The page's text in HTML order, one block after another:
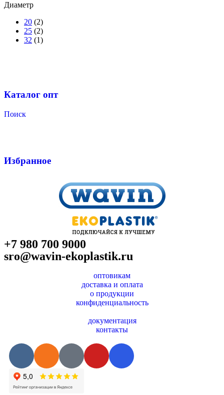
Диаметр
20 (2)
25 (2)
32 (1)
Каталог опт
Поиск
Избранное
+7 980 700 9000
sro@wavin-ekoplastik.ru
оптовикам
доставка и оплата
о продукции
конфиденциальность
документация
контакты